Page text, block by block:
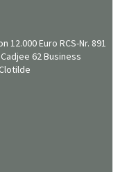
Euro RCS-Nr. 891
Cadjee 62 Business